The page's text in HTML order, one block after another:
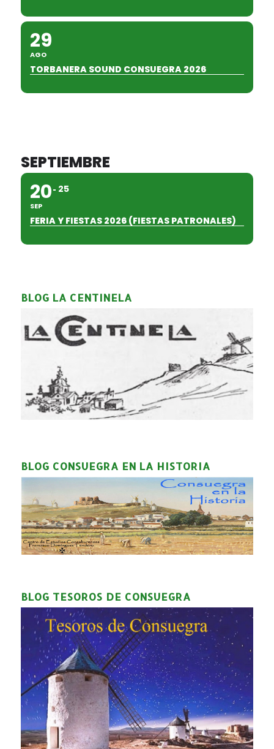
29
AGO
TORBANERA SOUND CONSUEGRA 2026
SEPTIEMBRE
20
SEP
25
FERIA Y FIESTAS 2026 (FIESTAS PATRONALES)
BLOG LA CENTINELA
BLOG CONSUEGRA EN LA HISTORIA
BLOG TESOROS DE CONSUEGRA